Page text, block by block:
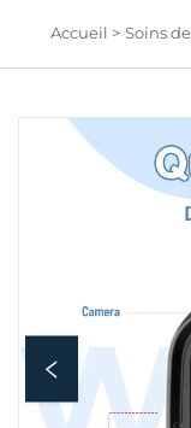
Accueil > Soins